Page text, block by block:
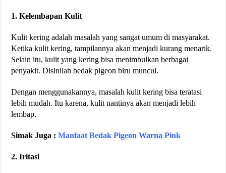
1. Kelembapan Kulit
Kulit kering adalah masalah yang sangat umum di masyarakat.
Ketika kulit kering, tampilannya akan menjadi kurang menarik.
Selain itu, kulit yang kering bisa menimbulkan berbagai
penyakit. Disinilah bedak pigeon biru muncul.
Dengan menggunakannya, masalah kulit kering bisa teratasi
lebih mudah. Itu karena, kulit nantinya akan menjadi lebih
lembap.
Simak Juga :Manfaat Bedak Pigeon Warna Pink
2. Iritasi